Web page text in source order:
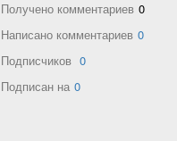
Получено комментариев 0
Написано комментариев 0
Подписчиков 0
Подписан на 0